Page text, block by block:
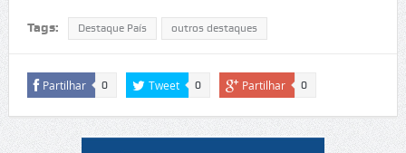
Tags: Destaque País outros destaques
Partilhar 0 Tweet 0 Partilhar 0